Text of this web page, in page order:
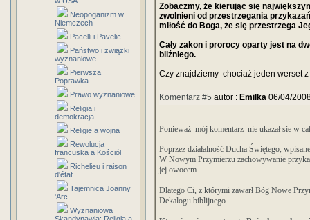
Neopoganizm w
Niemczech
Pacelli i Pavelic
Państwo i związki
wyznaniowe
Pierwsza
Poprawka
Prawo wyznaniowe
Religia i
demokracja
Religie a wojna
Rewolucja
francuska a Kościół
Richelieu i raison
d'état
Tajemnica Joanny
'Arc
Wyznaniowa
Zobaczmy, że kierując się
zwolnieni od przestrzegania
miłość do Boga, że się przestrzega
Cały zakon i prorocy oparty jest na
bliźniego.
Czy znajdziemy chociaż jeden werset
Komentarz #5 autor : Emilka 06/04/
Ponieważ mój komentarz nie ukazał sie w
Poprzez działalność Ducha Świętego,
W Nowym Przymierzu zachowywanie
jej owocem
Dlatego Ci, z którymi zawarł Bóg Nowe
Dekalogu biblijnego.